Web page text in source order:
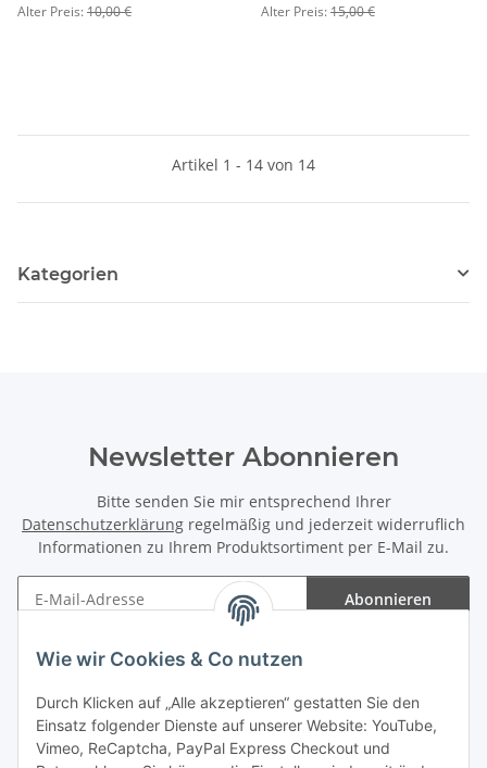
Wie wir Cookies & Co nutzen
Durch Klicken auf „Alle akzeptieren“ gestatten Sie den
Einsatz folgender Dienste auf unserer Website: YouTube,
Vimeo, ReCaptcha, PayPal Express Checkout und
Alter Preis:10,00 € Alter Preis:15,00 €
Artikel 1 - 14 von 14
Kategorien
Newsletter Abonnieren
Bitte senden Sie mir entsprechend Ihrer
Datenschutzerklärung regelmäßig und jederzeit widerruflich
Informationen zu Ihrem Produktsortiment per E-Mail zu.
Abonnieren
Gesetzliche Informationen